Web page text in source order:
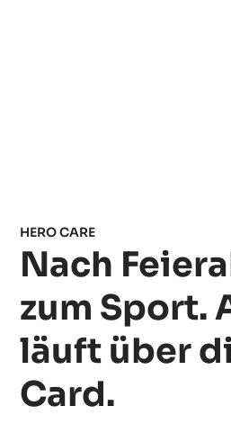
HERO CARE
Nach
zum Sport.
läuft über
Card.